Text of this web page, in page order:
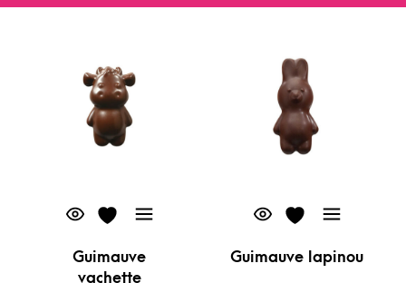
Guimauve
vachette
Guimauve lapinou